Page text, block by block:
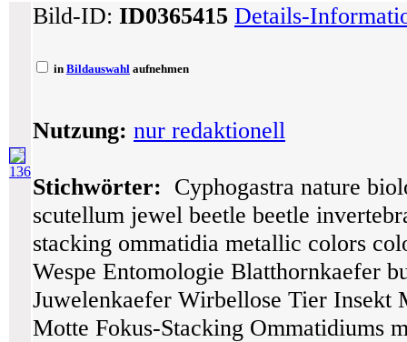
136
Bild-ID: ID0365415 Details-
in Bildauswahl aufnehmen
Nutzung: nur redaktionell
Stichwörter: Cyphogastra nature
scutellum jewel beetle beetle
stacking ommatidia metallic colors
Wespe Entomologie Blatthornkaefer
Juwelenkaefer Wirbellose Tier Insekt
Motte Fokus-Stacking Ommatidiums